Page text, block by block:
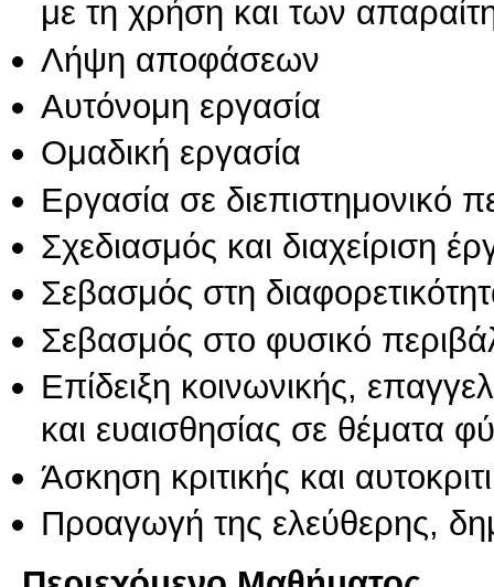
με τη χρήση και των
Λήψη αποφάσεων
Αυτόνομη εργασία
Ομαδική εργασία
Εργασία σε διεπιστημονικό
Σχεδιασμός και διαχείριση
Σεβασμός στη
Σεβασμός στο φυσικό
Επίδειξη κοινωνικής,
και ευαισθησίας σε θέματα
Άσκηση κριτικής και
Προαγωγή της ελεύθερης,